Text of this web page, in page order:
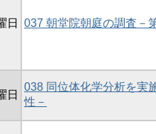
日 037 朝堂院朝庭の調査－
日
038 同位体化学分析を実
性－